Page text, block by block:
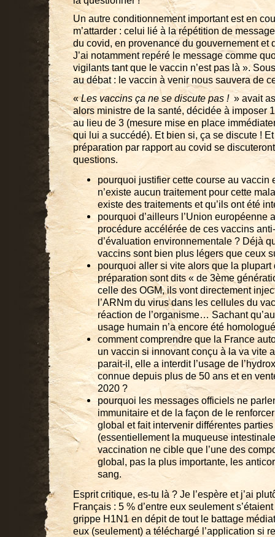
Un autre conditionnement important est en
m’attarder : celui lié à la répétition de
du covid, en provenance du gouvernement et
J’ai notamment repéré le message comme
vigilants tant que le vaccin n’est pas là ».
au débat : le vaccin à venir nous sauvera de
«Les vaccins ça ne se discute pas !» avait
alors ministre de la santé, décidée à imposer
au lieu de 3 (mesure mise en place
qui lui a succédé). Et bien si, ça se discute !
préparation par rapport au covid se
questions.
pourquoi justifier cette course au vaccin
n’existe aucun traitement pour cette
existe des traitements et qu’ils ont été
pourquoi d’ailleurs l’Union européenne
procédure accélérée de ces vaccins
d’évaluation environnementale ? Déjà
vaccins sont bien plus légers que ceux
pourquoi aller si vite alors que la plupart
préparation sont dits « de 3ème
celle des OGM, ils vont directement
l’ARNm du virus dans les cellules du
réaction de l’organisme… Sachant
usage humain n’a encore été
comment comprendre que la France
un vaccin si innovant conçu à la va vite
parait-il, elle a interdit l’usage de
connue depuis plus de 50 ans et en
2020 ?
pourquoi les messages officiels ne
immunitaire et de la façon de le
global et fait intervenir différentes
(essentiellement la muqueuse
vaccination ne cible que l’une des
global, pas la plus importante, les
sang.
Esprit critique, es-tu là ? Je l’espère et j’ai
Français : 5 % d’entre eux seulement
grippe H1N1 en dépit de tout le battage
eux (seulement) a téléchargé l’application si